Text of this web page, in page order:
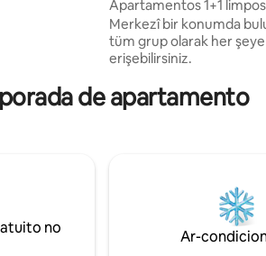
Apartamentos 1+1
espaçosos e confiáveis
Merkezî bir konumda
tüm grup olarak her
erişebilirsiniz.
de apartamento
no
Ar-